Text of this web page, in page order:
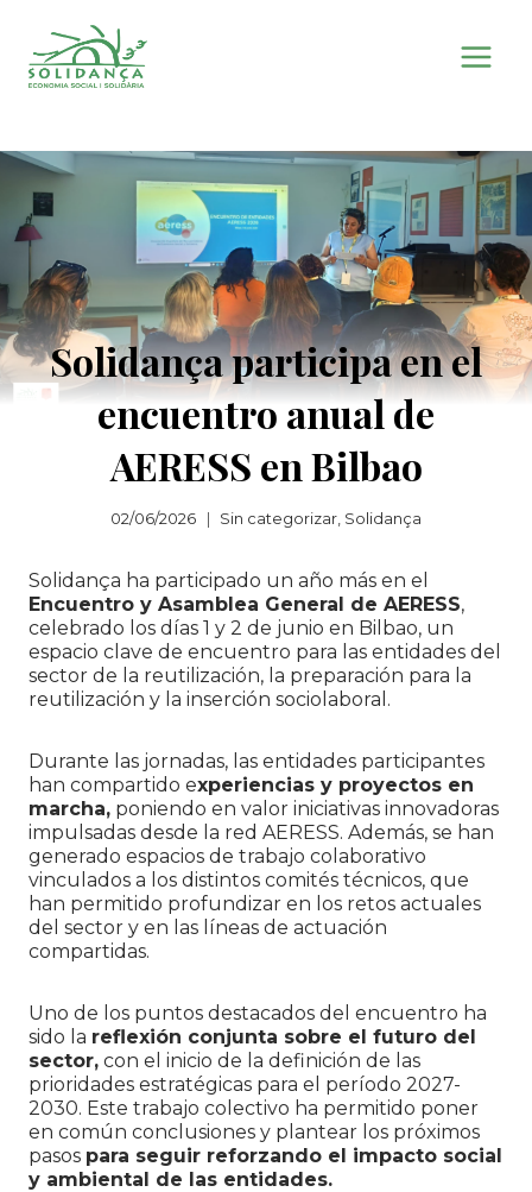
contenido
Solidança participa en el
encuentro anual de
AERESS en Bilbao
02/06/2026 Sin categorizar, Solidança
Solidança ha participado un año más en el
Encuentro y Asamblea General de AERESS,
celebrado los días 1 y 2 de junio en Bilbao, un
espacio clave de encuentro para las entidades del
sector de la reutilización, la preparación para la
reutilización y la inserción sociolaboral.
Durante las jornadas, las entidades participantes
han compartido experiencias y proyectos en
marcha, poniendo en valor iniciativas innovadoras
impulsadas desde la red AERESS. Además, se han
generado espacios de trabajo colaborativo
vinculados a los distintos comités técnicos, que
han permitido profundizar en los retos actuales
del sector y en las líneas de actuación
compartidas.
Uno de los puntos destacados del encuentro ha
sido la reflexión conjunta sobre el futuro del
sector, con el inicio de la definición de las
prioridades estratégicas para el período 2027-
2030. Este trabajo colectivo ha permitido poner
en común conclusiones y plantear los próximos
pasos para seguir reforzando el impacto social
y ambiental de las entidades.